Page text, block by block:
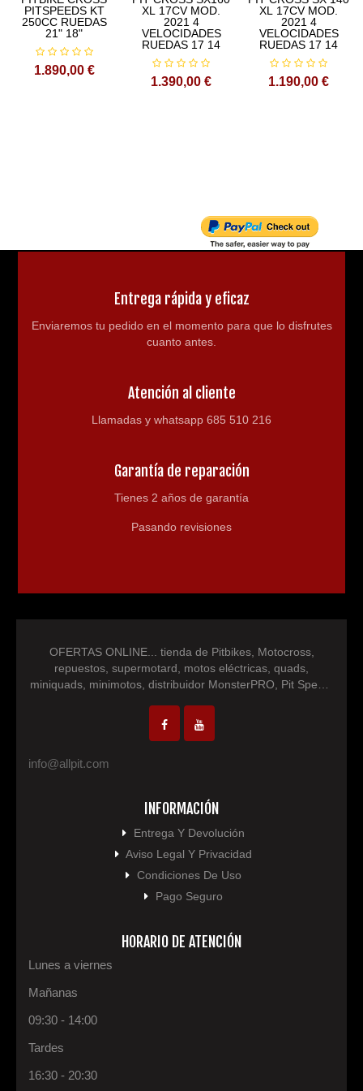
Amortiguador trasero: amortiguador de 450mm
Sistema de frenos: disco hidraulico delantero y trasero
PITSPEEDS KT
250CC RUEDAS
21" 18"
1.890,00 €
XL 17CV MOD.
2021 4
VELOCIDADES
RUEDAS 17 14
1.390,00 €
XL 17CV MOD.
2021 4
VELOCIDADES
RUEDAS 17 14
1.190,00 €
Entrega rápida y eficaz
Enviaremos tu pedido en el momento para que lo disfrutes
cuanto antes.
Atención al cliente
Llamadas y whatsapp 685 510 216
Garantía de reparación
Tienes 2 años de garantía
Pasando revisiones
OFERTAS ONLINE... tienda de Pitbikes, Motocross,
repuestos, supermotard, motos eléctricas, quads,
miniquads, minimotos, distribuidor MonsterPRO, Pit Speed,
motocross, repuesto quad, pocketbike...
info@allpit.com
INFORMACIÓN
Entrega Y Devolución
Aviso Legal Y Privacidad
Condiciones De Uso
Pago Seguro
HORARIO DE ATENCIÓN
Lunes a viernes
Mañanas
09:30 - 14:00
Tardes
16:30 - 20:30